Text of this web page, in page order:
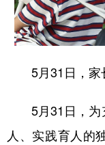
学术中国
城市
彩票
公益
文化产业
5月31日，家长
5月31日，为
人、实践育人的